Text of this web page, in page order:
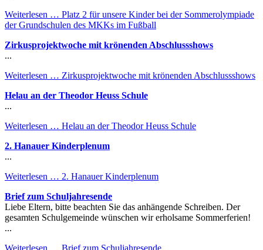
Weiterlesen … Platz 2 für unsere Kinder bei der Sommerolympiade
der Grundschulen des MKKs im Fußball
Zirkusprojektwoche mit krönenden Abschlussshows
...
Weiterlesen … Zirkusprojektwoche mit krönenden Abschlussshows
Helau an der Theodor Heuss Schule
...
Weiterlesen … Helau an der Theodor Heuss Schule
2. Hanauer Kinderplenum
...
Weiterlesen … 2. Hanauer Kinderplenum
Brief zum Schuljahresende
Liebe Eltern, bitte beachten Sie das anhängende Schreiben. Der
gesamten Schulgemeinde wünschen wir erholsame Sommerferien!
...
Weiterlesen …
Brief zum Schuljahresende